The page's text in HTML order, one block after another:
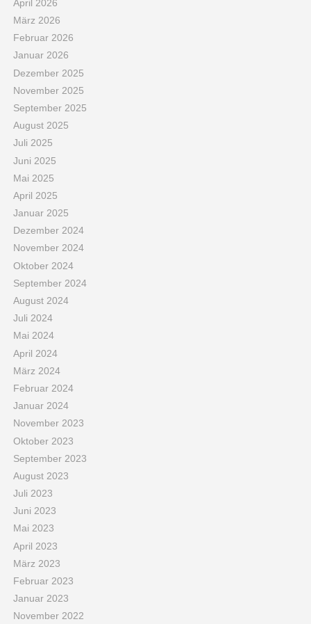
April 2026
März 2026
Februar 2026
Januar 2026
Dezember 2025
November 2025
September 2025
August 2025
Juli 2025
Juni 2025
Mai 2025
April 2025
Januar 2025
Dezember 2024
November 2024
Oktober 2024
September 2024
August 2024
Juli 2024
Mai 2024
April 2024
März 2024
Februar 2024
Januar 2024
November 2023
Oktober 2023
September 2023
August 2023
Juli 2023
Juni 2023
Mai 2023
April 2023
März 2023
Februar 2023
Januar 2023
November 2022